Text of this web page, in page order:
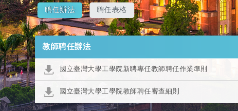
聘任辦法 聘任表格
教師聘任辦法
國立臺灣大學工學院新聘專任教師聘任作業準則
國立臺灣大學工學院教師聘任審查細則